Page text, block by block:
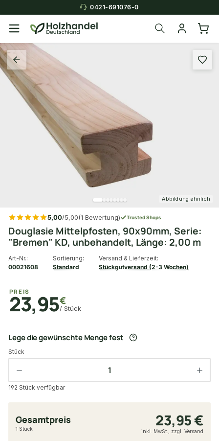
0421-691076-0
Abbildung ähnlich
5,00/5,00(1 Bewertung) Trusted Shops
Douglasie Mittelpfosten, 90x90mm, Serie:
"Bremen" KD, unbehandelt, Länge: 2,00 m
Art-Nr.:
00021608
Sortierung:
Standard
Versand & Lieferzeit:
Stückgutversand (2-3 Wochen)
PREIS
23,95€
/ Stück
Lege die gewünschte Menge fest
Stück
192 Stück verfügbar
Gesamtpreis 23,95 €
1 Stück inkl. MwSt., zzgl. Versand